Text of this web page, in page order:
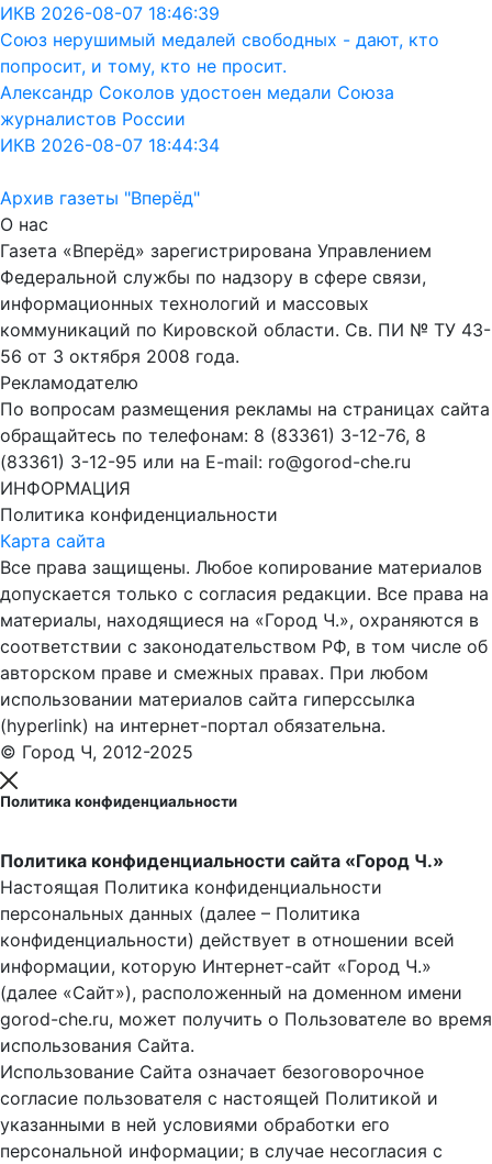
ИКВ 2026-08-07 18:46:39
Союз нерушимый медалей свободных - дают, кто
попросит, и тому, кто не просит.
Александр Соколов удостоен медали Союза
журналистов России
ИКВ 2026-08-07 18:44:34
Архив газеты "Вперёд"
О нас
Газета «Вперёд» зарегистрирована Управлением
Федеральной службы по надзору в сфере связи,
информационных технологий и массовых
коммуникаций по Кировской области. Св. ПИ № ТУ 43-
56 от 3 октября 2008 года.
Рекламодателю
По вопросам размещения рекламы на страницах сайта
обращайтесь по телефонам: 8 (83361) 3-12-76, 8
(83361) 3-12-95 или на E-mail: ro@gorod-che.ru
ИНФОРМАЦИЯ
Политика конфиденциальности
Карта сайта
Все права защищены. Любое копирование материалов
допускается только с согласия редакции. Все права на
материалы, находящиеся на «Город Ч.», охраняются в
соответствии с законодательством РФ, в том числе об
авторском праве и смежных правах. При любом
использовании материалов сайта гиперссылка
(hyperlink) на интернет-портал обязательна.
© Город Ч, 2012-2025
Политика конфиденциальности
Политика конфиденциальности сайта «Город Ч.»
Настоящая Политика конфиденциальности
персональных данных (далее – Политика
конфиденциальности) действует в отношении всей
информации, которую Интернет-сайт «Город Ч.»
(далее «Сайт»), расположенный на доменном имени
gorod-che.ru, может получить о Пользователе во время
использования Cайта.
Использование Сайта означает безоговорочное
согласие пользователя с настоящей Политикой и
указанными в ней условиями обработки его
персональной информации; в случае несогласия с